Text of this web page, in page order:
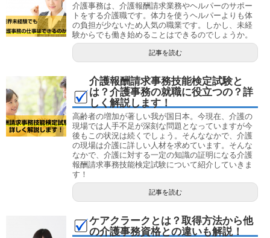
介護事務は、介護報酬請求業務やヘルパーのサポー
トをする介護職です。体力を使うヘルパーよりも体
の負担が少ないため人気の職業です。しかし、未経
験からでも働き始めることはできるのでしょうか。
記事を読む
介護報酬請求事務技能検定試験と
は？介護事務の就職に役立つの？詳
しく解説します！
高齢者の増加が著しい我が国日本。今現在、介護の
現場では人手不足が深刻な問題となっていますが今
後もこの状況は続くでしょう。そんななかで、介護
の現場は介護に詳しい人材を求めています。そんな
なかで、介護に対する一定の知識の証明になる介護
報酬請求事務技能検定試験について紹介していきま
す！
記事を読む
ケアクラークとは？取得方法から他
の介護事務資格との違いも解説！